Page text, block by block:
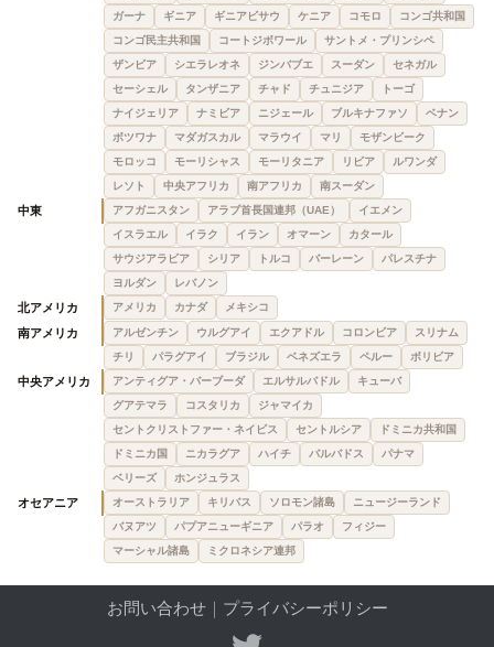
ガーナ
ギニア ギニアビサウ ケニア コモロ
コンゴ共和国
コンゴ民主共和国
コートジボワール
サントメ・プリンシペ
ザンビア
シエラレオネ ジンバブエ スーダン
セネガル
セーシェル
タンザニア チャド チュニジア
トーゴ
ナイジェリア
ナミビア ニジェール ブルキナファソ
ベナン
ボツワナ
マダガスカル マラウイ マリ
モザンビーク
モロッコ
モーリシャス モーリタニア リビア
ルワンダ
レソト
中央アフリカ 南アフリカ 南スーダン
中東 アフガニスタン アラブ首長国連邦（UAE）
イエメン
イスラエル
イラク イラン オマーン
カタール
サウジアラビア
シリア トルコ バーレーン
パレスチナ
ヨルダン
レバノン
北アメリカ アメリカ カナダ メキシコ
南アメリカ アルゼンチン ウルグアイ エクアドル コロンビア
スリナム
チリ
パラグアイ ブラジル ベネズエラ ペルー ボリビア
中央アメリカ アンティグア・バーブーダ エルサルバドル
キューバ
グアテマラ
コスタリカ
ジャマイカ
セントクリストファー・ネイビス
セントルシア
ドミニカ共和国
ドミニカ国
ニカラグア ハイチ バルバドス
パナマ
ベリーズ
ホンジュラス
オセアニア オーストラリア キリバス ソロモン諸島
ニュージーランド
バヌアツ
パプアニューギニア パラオ
フィジー
マーシャル諸島
ミクロネシア連邦
お問い合わせ｜ プライバシーポリシー